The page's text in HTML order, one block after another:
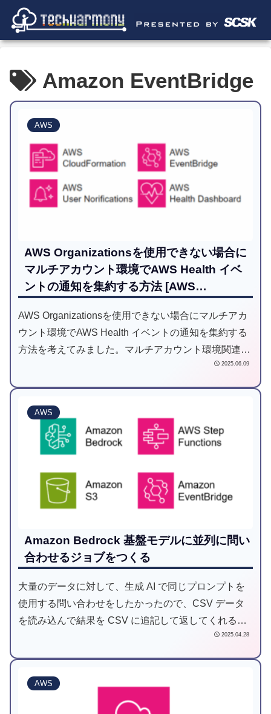
Amazon EventBridge
AWS
AWS Organizationsを使用できない場合に
マルチアカウント環境でAWS Health イベ
ントの通知を集約する方法 [AWS
AWS Organizationsを使用できない場合にマルチアカ
ウント環境でAWS Health イベントの通知を集約する
方法を考えてみました。マルチアカウント環境関連の
設定はAWS Organizationsを使えることが前提のもの
避けたいという方は少なからずいると思います。その
ような方の参考になったら良いな、と思います。
2025.06.09
AWS
Amazon Bedrock 基盤モデルに並列に問い
合わせるジョブをつくる
大量のデータに対して、生成 AI で同じプロンプトを
使用する問い合わせをしたかったので、CSV データ
を読み込んで結果を CSV に追記して返してくれるジ
2025.04.28
AWS